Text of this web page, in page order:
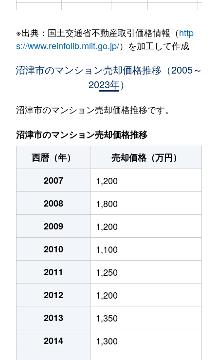
大岡
1,100万円 沼津 徒歩26分
3,700万円 沼津
西条町
1,800万円 沼津 徒歩15分
西条町
1,000万円 沼津
三枚橋町
1,900万円 沼津 徒歩5分
350万円 沼津
白銀町
1,400万円 沼津
新宿町
990万円 沼津
杉崎町
950万円 沼津
杉崎町
650万円 沼津
杉崎町
990万円 沼津
浅間町
2,900万円 沼津
高沢町
3,200万円 沼津
※出典：国土交通省不動産取引価格情報（http
s://www.reinfolib.mlit.go.jp/）を加工して作成
沼津市のマンション売却価格推移（2005～
2023年）
沼津市のマンション売却価格推移です。
沼津市のマンション売却価格推移
西暦（年）
売却価格（万円）
2007
1,200
2008
1,800
2009
1,200
2010
1,100
2011
1,250
2012
1,200
2013
1,350
2014
1,300